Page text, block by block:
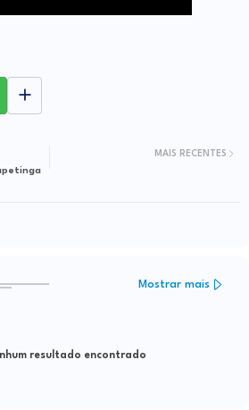
MAIS RECENTES
Mostrar mais
resultado encontrado